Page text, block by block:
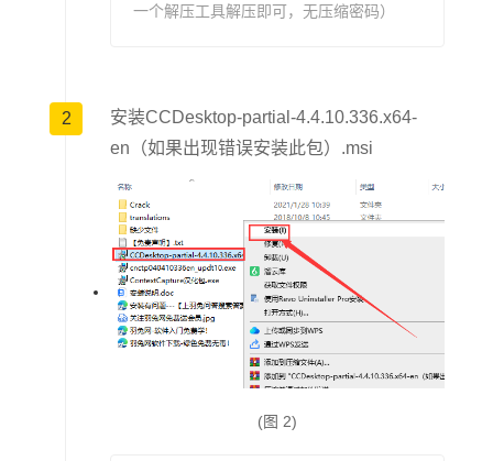
11.测量和分析模型数据:通过直接在3D检查界面中准确测
12.从现实建模数据中模拟几何：从真实网格和点云中提取
断裂线，绘制线、曲面、平面、圆柱形和圆柱形中心线。
有效地切割和切割点云和现实网格，以简化矢量提取。
13.实施自动航空三角测量和三维重建：通过自动识别每张
照片的相对位置和方向，完全校准所有图像。采用自动3D
重建、纹理映射、关系和重建约束，以确保高度准确的模
一个解压工具解压即可，无压缩密码）
2
安装CCDesktop-partial-4.4.10.336.x64-
en（如果出现错误安装此包）.msi
(图 2)